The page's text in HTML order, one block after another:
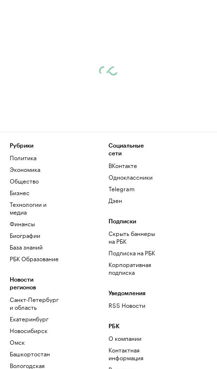
Рубрики
Политика
Экономика
Общество
Бизнес
Технологии и
медиа
Финансы
Биографии
База знаний
РБК Образование
Новости
регионов
Санкт-Петербург
и область
Екатеринбург
Новосибирск
Омск
Башкортостан
Вологодская
Социальные
сети
ВКонтакте
Одноклассники
Telegram
Дзен
Подписки
Скрыть баннеры
на РБК
Подписка на РБК
Корпоративная
подписка
Уведомления
RSS Новости
РБК
О компании
Контактная
информация